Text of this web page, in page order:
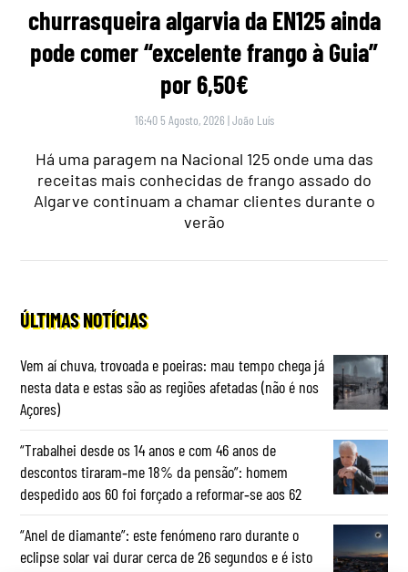
churrasqueira algarvia da EN125 ainda
pode comer “excelente frango à Guia”
por 6,50€
16:40 5 Agosto, 2026 |João Luís
Há uma paragem na Nacional 125 onde uma das
receitas mais conhecidas de frango assado do
Algarve continuam a chamar clientes durante o
verão
ÚLTIMAS NOTÍCIAS
Vem aí chuva, trovoada e poeiras: mau tempo chega já
nesta data e estas são as regiões afetadas (não é nos
Açores)
“Trabalhei desde os 14 anos e com 46 anos de
descontos tiraram‑me 18% da pensão”: homem
despedido aos 60 foi forçado a reformar‑se aos 62
“Anel de diamante”: este fenómeno raro durante o
eclipse solar vai durar cerca de 26 segundos e é isto